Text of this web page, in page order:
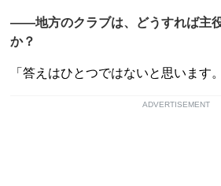
――地方のクラブは、どうすれば主
か？
「答えはひとつではないと思います。
ADVERTISEMENT